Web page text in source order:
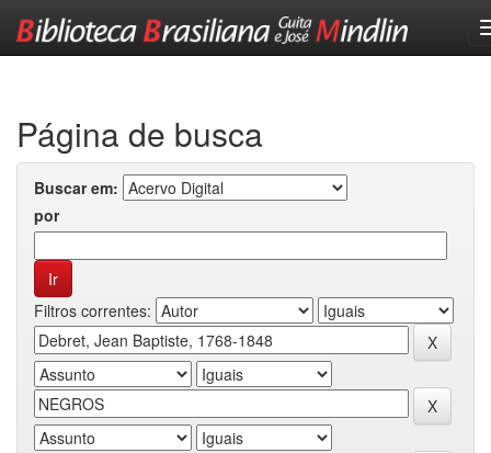
Página de busca
Buscar em:
por
Filtros correntes: